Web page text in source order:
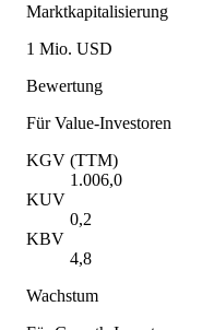
Marktkapitalisierung
1 Mio. USD
Bewertung
Für Value-Investoren
KGV (TTM)
1.006,0
KUV
0,2
KBV
4,8
Wachstum